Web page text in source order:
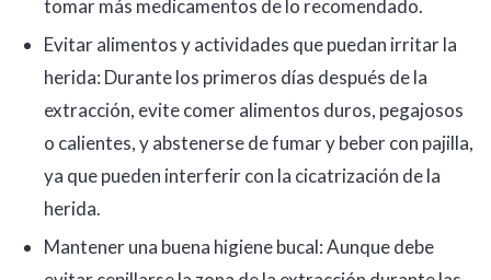
tomar más medicamentos de lo recomendado.
Evitar alimentos y actividades que puedan irritar la
herida: Durante los primeros días después de la
extracción, evite comer alimentos duros, pegajosos
o calientes, y abstenerse de fumar y beber con pajilla,
ya que pueden interferir con la cicatrización de la
herida.
Mantener una buena higiene bucal: Aunque debe